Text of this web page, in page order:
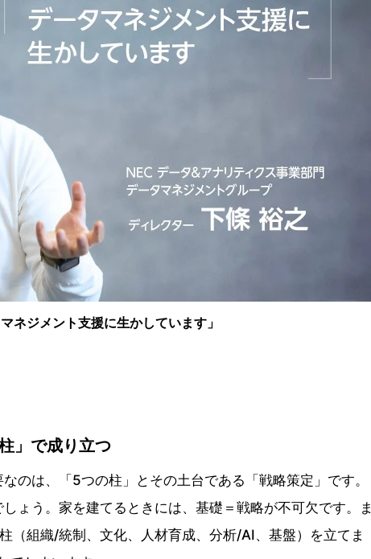
ネジメント支援に生かしています」
」で成り立つ
のは、「5つの柱」とその土台である「戦略策定」です。
ょう。家を建てるときには、基礎＝戦略が不可欠です。ま
（組織/統制、文化、人材育成、分析/AI、基盤）を立てま